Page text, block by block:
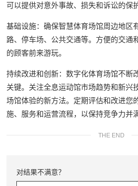
可以提供对意外事故、损失和诉讼的保
基础设施：确保智慧体育场馆周边地区
路、停车场、公共交通等。方便的交通
的顾客前来游玩。
持续改进和创新：数字化体育场馆不断
关键。关注全息运动馆市场趋势和新兴
场馆体验的新方法。定期评估和改进您
施、服务和运营流程，以保持竞争力并
THE END
对结果不满意？